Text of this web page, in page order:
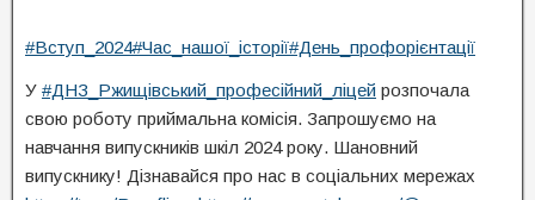
#Вступ_2024#Час_нашої_історії#День_профорієнтації
У #ДНЗ_Ржищівський_професійний_ліцей розпочала
свою роботу приймальна комісія. Запрошуємо на
навчання випускників шкіл 2024 року. Шановний
випускнику! Дізнавайся про нас в соціальних мережах